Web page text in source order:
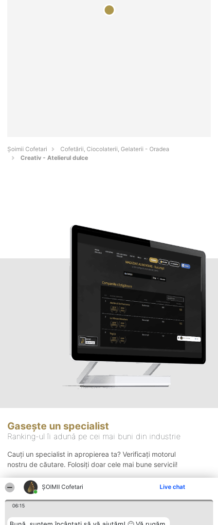
ȘOIMII Cofetari Live chat
06:15
Șoimii Cofetari
Cofetării, Ciocolaterii, Gelaterii - Oradea
Creativ - Atelierul dulce
Gasește un specialist
Ranking-ul îi adună pe cei mai buni din industrie
Cauți un specialist in apropierea ta? Verificați motorul
nostru de căutare. Folosiți doar cele mai bune servicii!